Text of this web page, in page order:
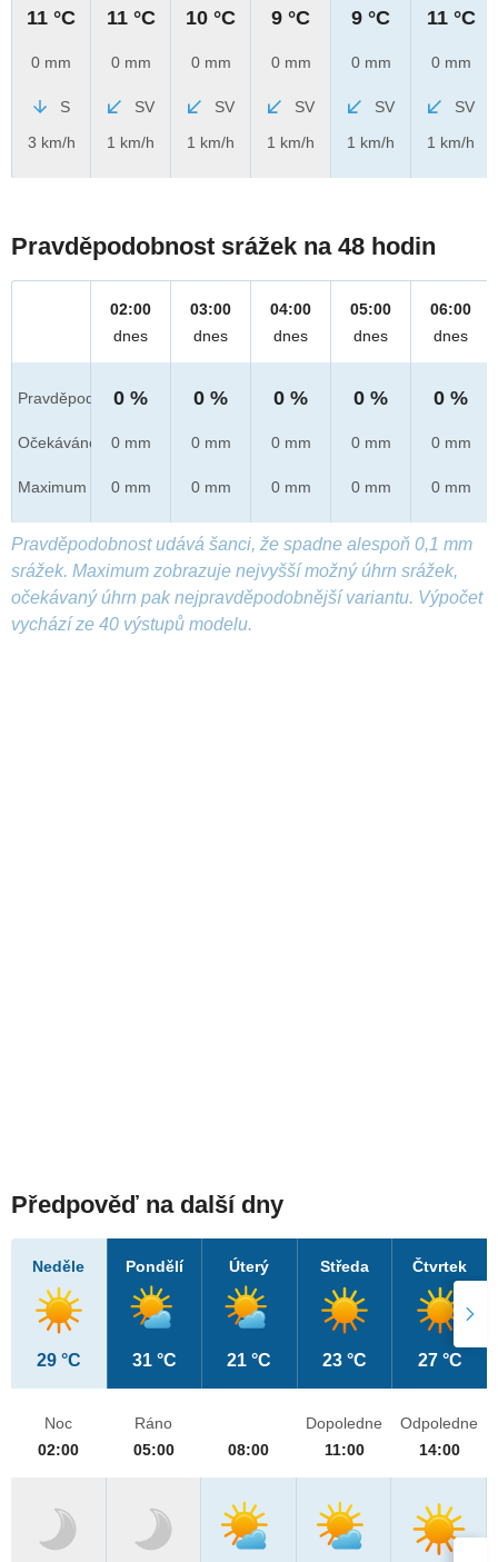
11 °C
0 mm
S
3 km/h
11 °C
0 mm
SV
1 km/h
10 °C
0 mm
SV
1 km/h
9 °C
0 mm
SV
1 km/h
9 °C
0 mm
SV
1 km/h
11 °C
0 mm
SV
1 km/h
Pravděpodobnost srážek na 48 hodin
Pravděpod.
Očekáváno
Maximum
02:00
dnes
0 %
0 mm
0 mm
03:00
dnes
0 %
0 mm
0 mm
04:00
dnes
0 %
0 mm
0 mm
05:00
dnes
0 %
0 mm
0 mm
06:00
dnes
0 %
0 mm
0 mm
Pravděpodobnost udává šanci, že spadne alespoň 0,1 mm
srážek. Maximum zobrazuje nejvyšší možný úhrn srážek,
očekávaný úhrn pak nejpravděpodobnější variantu. Výpočet
vychází ze 40 výstupů modelu.
Předpověď na další dny
Neděle
29 °C
Pondělí
31 °C
Úterý
21 °C
Středa
23 °C
Čtvrtek
27 °C
Noc
02:00
Ráno
05:00
08:00
Dopoledne
11:00
Odpoledne
14:00